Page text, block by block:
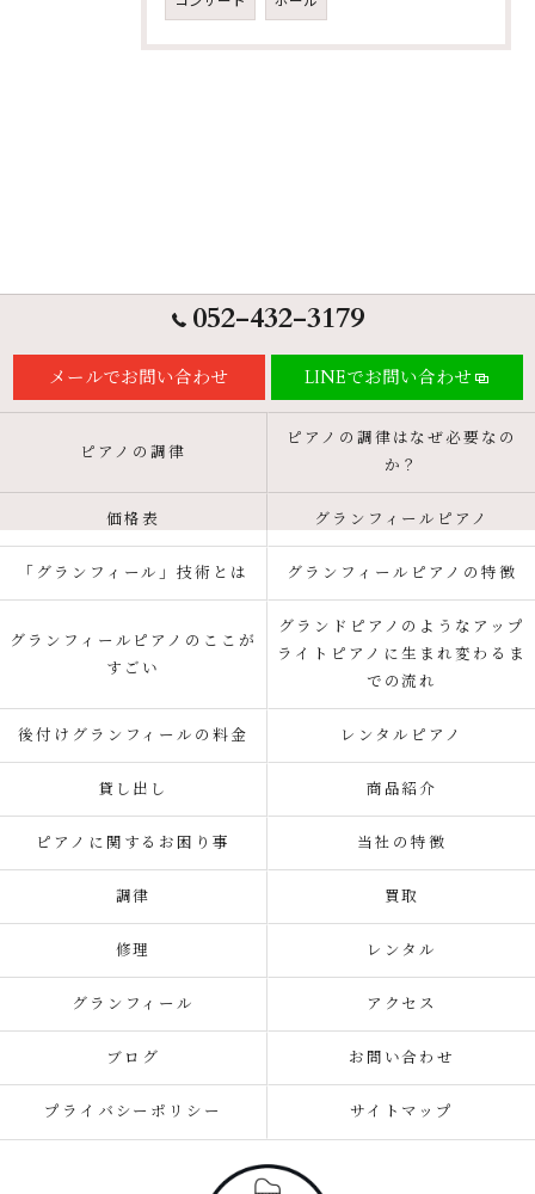
052-432-3179
メールでお問い合わせ LINEでお問い合わせ
ピアノの調律
ピアノの調律はなぜ必要なの
か？
価格表 グランフィールピアノ
「グランフィール」技術とは グランフィールピアノの特徴
グランフィールピアノのここが
すごい
グランドピアノのようなアップ
ライトピアノに生まれ変わるま
での流れ
後付けグランフィールの料金 レンタルピアノ
貸し出し 商品紹介
ピアノに関するお困り事 当社の特徴
調律 買取
修理 レンタル
グランフィール アクセス
ブログ お問い合わせ
プライバシーポリシー サイトマップ